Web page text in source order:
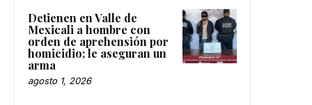
Detienen en Valle de
Mexicali a hombre con
orden de aprehensión por
homicidio; le aseguran un
arma
agosto 1, 2026